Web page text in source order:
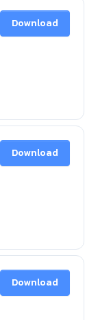
Download
Download
Download